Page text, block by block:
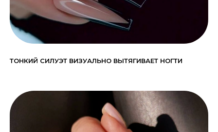
ТОНКИЙ СИЛУЭТ ВИЗУАЛЬНО ВЫТЯГИВАЕТ НОГТИ